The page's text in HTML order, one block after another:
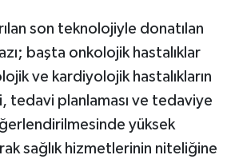
son teknolojiyle donatılan
başta onkolojik hastalıklar
ve kardiyolojik hastalıkların
tedavi planlaması ve tedaviye
yüksek
sağlık hizmetlerinin niteliğine